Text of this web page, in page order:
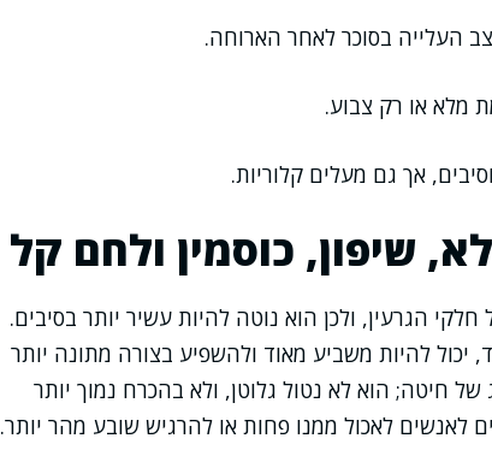
העלייה בסוכר לאחר הארוחה.
מלא או רק צבוע.
אך גם מעלים קלוריות.
שיפון, כוסמין ולחם קל
הגרעין, ולכן הוא נוטה להיות עשיר יותר בסיבים.
יכול להיות משביע מאוד ולהשפיע בצורה מתונה יותר
חיטה; הוא לא נטול גלוטן, ולא בהכרח נמוך יותר
לאנשים לאכול ממנו פחות או להרגיש שובע מהר יותר.